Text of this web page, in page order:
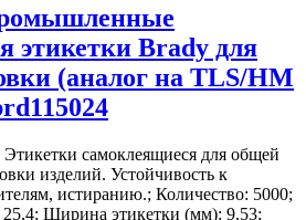
этикетки Brady для
(аналог на TLS/HM
самоклеящиеся для общей
изделий. Устойчивость к
истиранию.; Количество: 5000;
Ширина этикетки (мм): 9,53;